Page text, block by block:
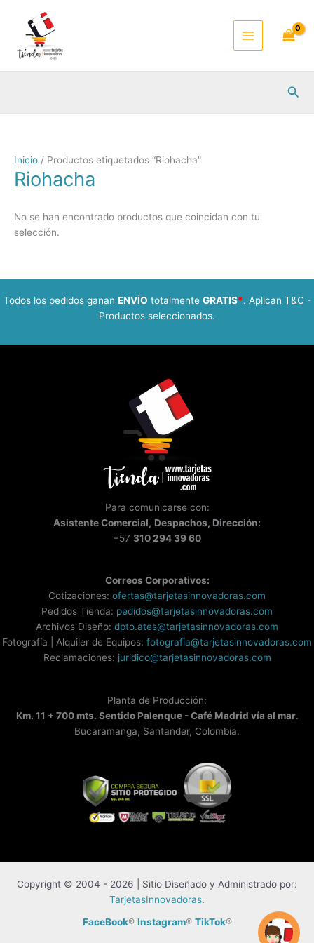
contenido
Inicio / Productos etiquetados “Riohacha”
Riohacha
No se han encontrado productos que coincidan con tu
selección.
Todos los pedidos ganan ENVÍO totalmente GRATIS*. Aplican T&C -
Productos seleccionados.
Para comunicarse con:
AsistenteComercial, Despachos, Dirección:
+57 310 294 39 60
Correos Corporativos:
Cotizaciones: ofertas@tarjetasinnovadoras.com
Pedidos Tienda: pedidos@tarjetasinnovadoras.com
Archivos Diseño: dpto.ates@tarjetasinnovadoras.com
Fotografía | Alquiler de Equipos: fotografia@tarjetasinnovadoras.com
Reclamaciones: juridico@tarjetasinnovadoras.com
Planta de Producción:
Km. 11 + 700 mts. Sentido Palenque - Café Madrid vía al mar.
Bucaramanga, Santander, Colombia.
Copyright © 2004 - 2026 | Sitio Diseñado y Administrado por:
TarjetasInnovadoras.
FaceBook® Instagram® TikTok®